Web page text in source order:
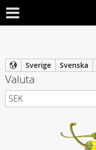
Sverige Svenska
Valuta